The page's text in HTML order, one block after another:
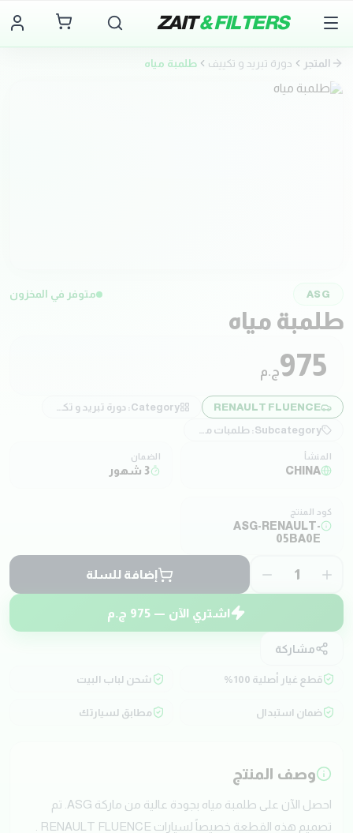
ZAIT& FILTERS
المتجر دورة تبريد و تكييف طلمبة مياه
ASG متوفر في المخزون
طلمبة مياه
975ج.م
RENAULT FLUENCE
Category: دورة تبريد و تكييف
Subcategory: طلمبات مياه
المنشأ
CHINA
الضمان
3 شهور
كود المنتج
ASG-RENAULT-
05BA0E
1 إضافة للسلة
اشتري الآن — 975 ج.م
مشاركة
قطع غيار أصلية 100% شحن لباب البيت
ضمان استبدال مطابق لسيارتك
وصف المنتج
احصل الآن على طلمبة مياه بجودة عالية من ماركة ASG. تم